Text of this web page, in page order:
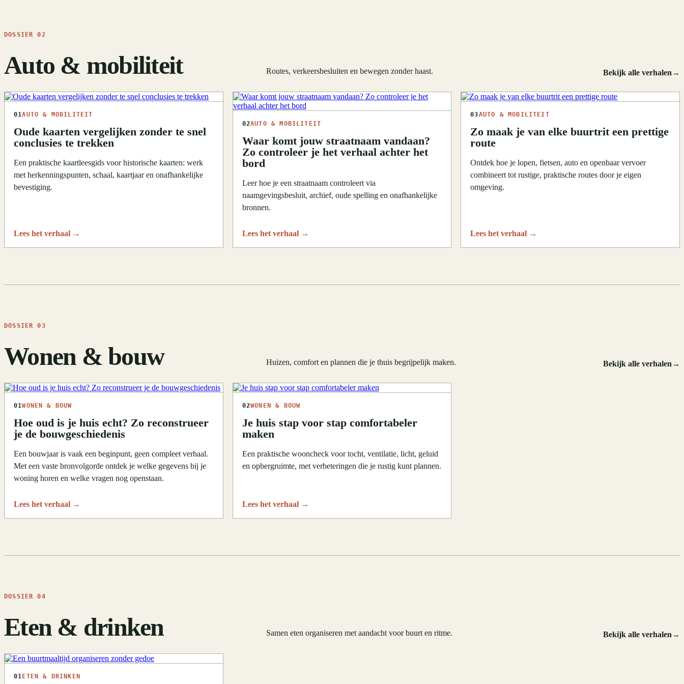
DOSSIER 02
Auto & mobiliteit Routes, verkeersbesluiten en bewegen zonder haast. Bekijk alle verhalen→
01AUTO & MOBILITEIT
Oude kaarten vergelijken zonder te snel
conclusies te trekken
Een praktische kaartleesgids voor historische kaarten: werk
met herkenningspunten, schaal, kaartjaar en onafhankelijke
bevestiging.
Lees het verhaal →
02AUTO & MOBILITEIT
Waar komt jouw straatnaam vandaan?
Zo controleer je het verhaal achter het
bord
Leer hoe je een straatnaam controleert via
naamgevingsbesluit, archief, oude spelling en onafhankelijke
bronnen.
Lees het verhaal →
03AUTO & MOBILITEIT
Zo maak je van elke buurtrit een prettige
route
Ontdek hoe je lopen, fietsen, auto en openbaar vervoer
combineert tot rustige, praktische routes door je eigen
omgeving.
Lees het verhaal →
DOSSIER 03
Wonen & bouw Huizen, comfort en plannen die je thuis begrijpelijk maken. Bekijk alle verhalen→
01WONEN & BOUW
Hoe oud is je huis echt? Zo reconstrueer
je de bouwgeschiedenis
Een bouwjaar is vaak een beginpunt, geen compleet verhaal.
Met een vaste bronvolgorde ontdek je welke gegevens bij je
woning horen en welke vragen nog openstaan.
Lees het verhaal →
02WONEN & BOUW
Je huis stap voor stap comfortabeler
maken
Een praktische wooncheck voor tocht, ventilatie, licht, geluid
en opbergruimte, met verbeteringen die je rustig kunt plannen.
Lees het verhaal →
DOSSIER 04
Eten & drinken Samen eten organiseren met aandacht voor buurt en ritme. Bekijk alle verhalen→
01 ETEN & DRINKEN